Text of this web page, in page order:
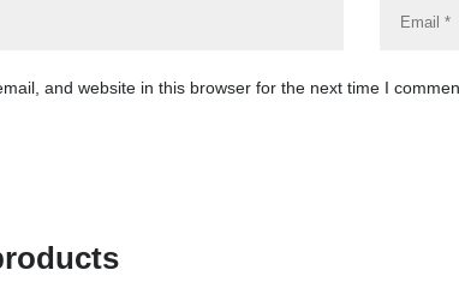
and website in this browser for the next time I